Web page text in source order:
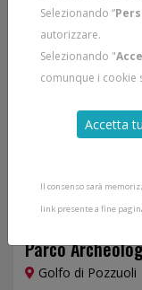
Parco
Golfo di Pozzuoli
Selezionando “
autorizzare.
Selezionando "
comunque i cookie
Accetta
Il consenso sarà
link presente a fine